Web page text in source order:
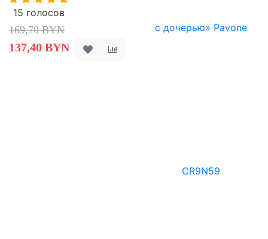
15 голосов
169,70 BYN
137,40 BYN